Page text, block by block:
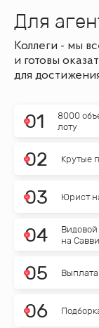
Для
Коллеги - мы
и готовы
для
01
8000
лоту
02 Крутые
03 Юрист
04
на
05
06